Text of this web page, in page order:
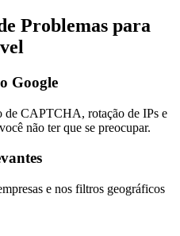
Problemas para
Google
de CAPTCHA, rotação de IPs e
não ter que se preocupar.
e nos filtros geográficos